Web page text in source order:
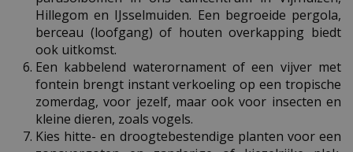
Hillegom en IJsselmuiden. Een begroeide pergola,
berceau (loofgang) of houten overkapping biedt
ook uitkomst.
Een kabbelend waterornament of een vijver met
fontein brengt instant verkoeling op een tropische
zomerdag, voor jezelf, maar ook voor insecten en
kleine dieren, zoals vogels.
Kies hitte- en droogtebestendige planten voor een